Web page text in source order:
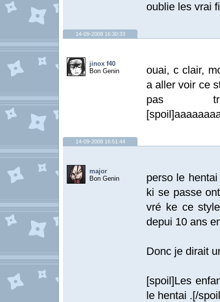
oublie les vrai
14-09-2008 16:30:33
jinox f40
Bon Genin
ouai, c clair,
a aller voir ce
pas
14-09-2008 16:51:44
major
Bon Genin
perso le
ki se passe
vré ke ce
depui 10 ans
Donc je dirait
[spoil]Les
le hentai .[/